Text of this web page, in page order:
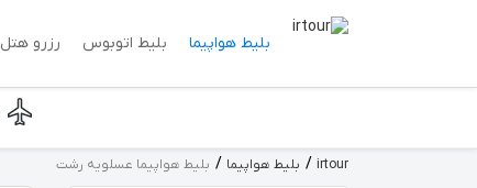
بلیط هواپیما بلیط اتوبوس رزرو هتل
irtour بلیط هواپیما بلیط هواپیما عسلویه رشت